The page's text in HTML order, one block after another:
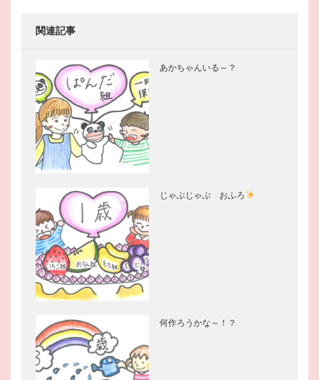
関連記事
あかちゃんいる～？
じゃぶじゃぶ おふろ
何作ろうかな～！？